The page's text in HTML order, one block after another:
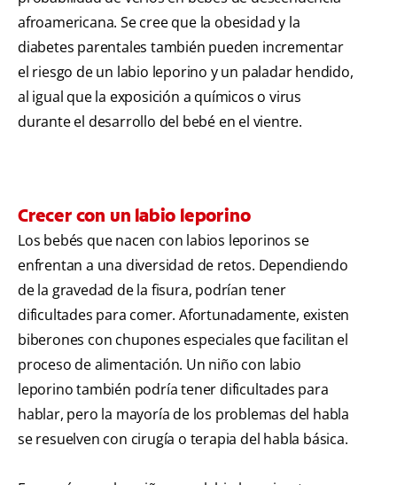
afroamericana. Se cree que la obesidad y la
diabetes parentales también pueden incrementar
el riesgo de un labio leporino y un paladar hendido,
al igual que la exposición a químicos o virus
durante el desarrollo del bebé en el vientre.
Crecer con un labio leporino
Los bebés que nacen con labios leporinos se
enfrentan a una diversidad de retos. Dependiendo
de la gravedad de la fisura, podrían tener
dificultades para comer. Afortunadamente, existen
biberones con chupones especiales que facilitan el
proceso de alimentación. Un niño con labio
leporino también podría tener dificultades para
hablar, pero la mayoría de los problemas del habla
se resuelven con cirugía o terapia del habla básica.